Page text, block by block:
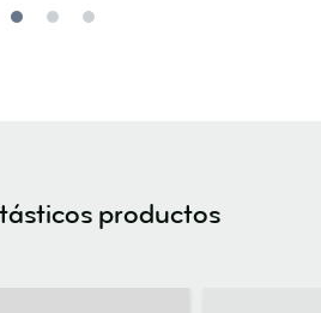
productos